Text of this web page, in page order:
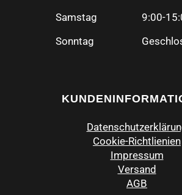
Samstag
9:00-
Sonntag
Cookie-Richtlienien
Impressum
Versand
AGB